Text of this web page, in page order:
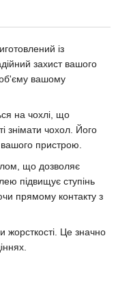
із
захист вашого
об'єму вашому
на чохлі, що
знімати чохол. Його
вашого пристрою.
що дозволяє
підвищує ступінь
прямому контакту з
жорсткості. Це значно